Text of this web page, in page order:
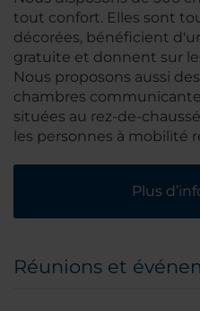
tout confort. Elles sont
décorées, bénéficient
gratuite et donnent sur
Nous proposons aussi
chambres
situées au rez-de-
les personnes à mobilité
Plus
Réunions et